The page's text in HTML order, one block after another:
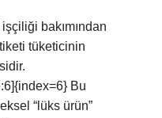
bakımından
tüketicinin
Bu
“lüks ürün”